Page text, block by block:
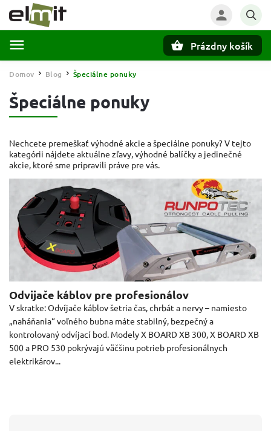
Prázdny košík
Domov / Blog / Špeciálne ponuky
Špeciálne ponuky
Nechcete premeškať výhodné akcie a špeciálne ponuky? V tejto
kategórii nájdete aktuálne zľavy, výhodné balíčky a jedinečné
akcie, ktoré sme pripravili práve pre vás.
Odvijače káblov pre profesionálov
V skratke: Odvíjače káblov šetria čas, chrbát a nervy – namiesto
„naháňania“ voľného bubna máte stabilný, bezpečný a
kontrolovaný odvíjací bod. Modely X BOARD XB 300, X BOARD XB
500 a PRO 530 pokrývajú väčšinu potrieb profesionálnych
elektrikárov...